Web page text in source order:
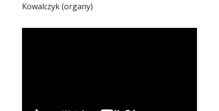
Kowalczyk (organy)